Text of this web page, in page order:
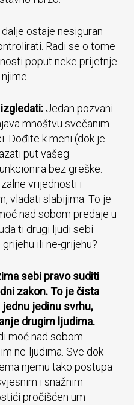
ostaje nesiguran
Radi se o tome
poput neke prijetnje
Jedan pozvani
mnoštvu svečanim
Dođite k meni (dok je
put vašeg
bez greške.
vrijednosti i
vladati slabijima. To je
nad sobom predaje u
ti drugi ljudi sebi
ili ne-grijehu?
sebi pravo suditi
zakon. To je čista
jedinu svrhu,
drugim ljudima.
moć nad sobom
ne-ljudima. Sve dok
njemu tako postupa
i snažnim
pročišćen um